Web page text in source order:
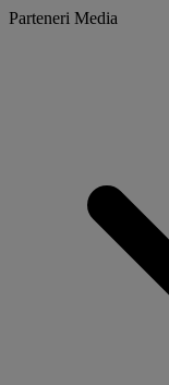
Parteneri Media